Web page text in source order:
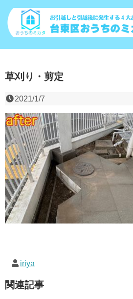
草刈り・剪定
2021/1/7
iriya
関連記事